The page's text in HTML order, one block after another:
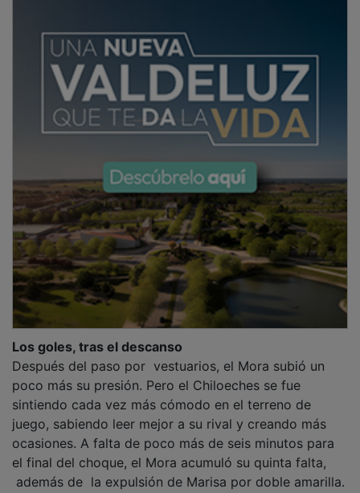
Después del paso por vestuarios, el Mora subió un
poco más su presión. Pero el Chiloeches se fue
sintiendo cada vez más cómodo en el terreno de
juego, sabiendo leer mejor a su rival y creando más
ocasiones. A falta de poco más de seis minutos para
el final del choque, el Mora acumuló su quinta falta,
además de la expulsión de Marisa por doble amarilla.
El Chiloeches aprovechó su superioridad y consiguió